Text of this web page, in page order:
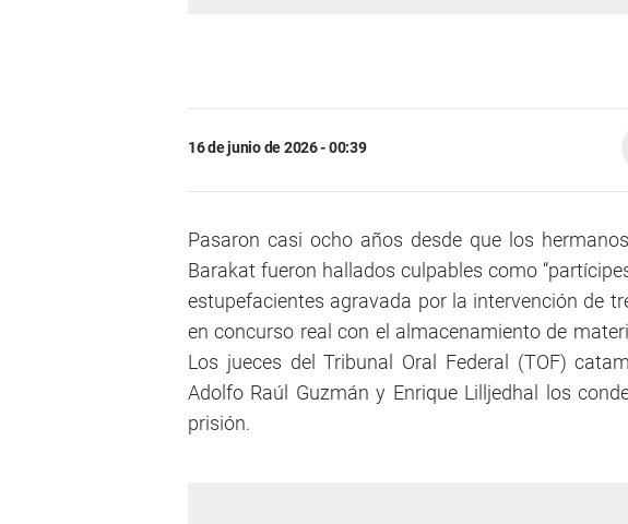
16 de junio de 2026 - 00:39
Pasaron casi ocho años desde que los
Barakat fueron hallados culpables como
estupefacientes agravada por la intervención de
en concurso real con el almacenamiento de
Los jueces del Tribunal Oral Federal (TOF)
Adolfo Raúl Guzmán y Enrique Lilljedhal los
prisión.